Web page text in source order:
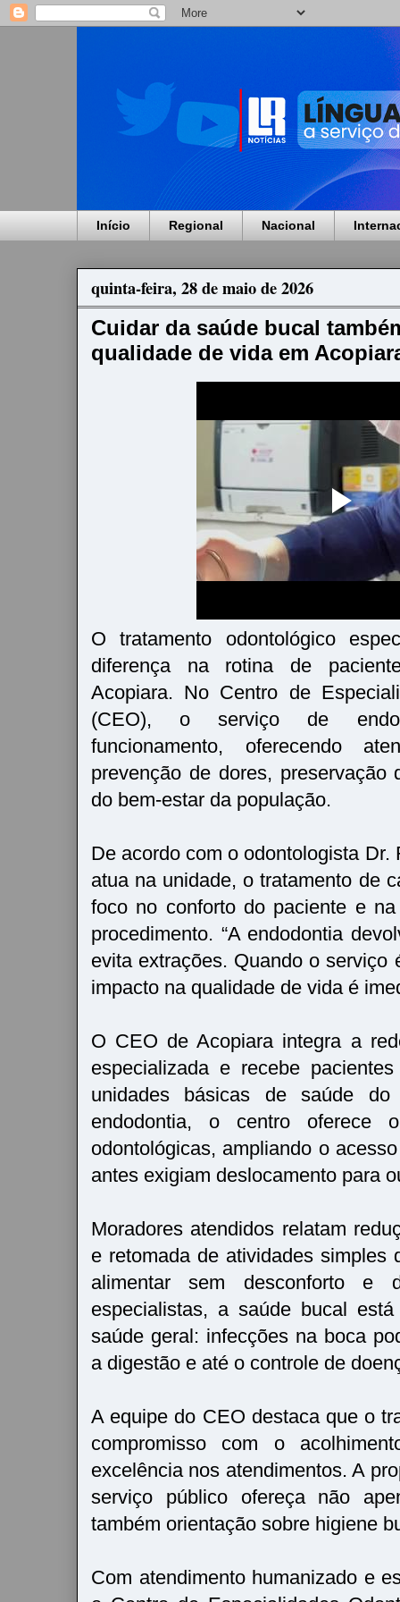
Início Regional Nacional
quinta-feira, 28 de maio de 2026
Cuidar da saúde bucal
qualidade de vida em
O tratamento odontológico
diferença na rotina de
Acopiara. No Centro de
(CEO), o serviço de
funcionamento, oferecendo
prevenção de dores, preservação
do bem-estar da população.
De acordo com o odontologista Dr.
atua na unidade, o tratamento de
foco no conforto do paciente e
procedimento. “A endodontia
evita extrações. Quando o serviço
impacto na qualidade de vida é
O CEO de Acopiara integra a
especializada e recebe
unidades básicas de saúde
endodontia, o centro oferece
odontológicas, ampliando o
antes exigiam deslocamento para
Moradores atendidos relatam
e retomada de atividades simples
alimentar sem desconforto e
especialistas, a saúde bucal
saúde geral: infecções na boca
a digestão e até o controle de
A equipe do CEO destaca que o
compromisso com o
excelência nos atendimentos. A
serviço público ofereça não
também orientação sobre higiene
Com atendimento humanizado e